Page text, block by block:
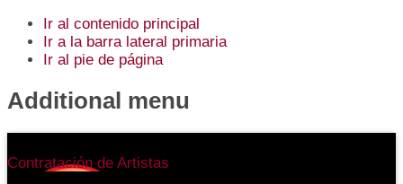
Ir al contenido principal
Ir a la barra lateral primaria
Ir al pie de página
Additional menu
Contratación de Artistas